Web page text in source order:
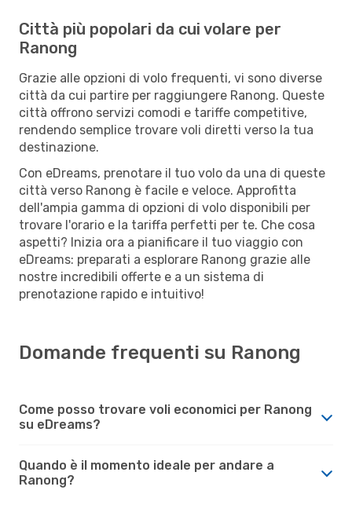
Città più popolari da cui volare per
Ranong
Grazie alle opzioni di volo frequenti, vi sono diverse
città da cui partire per raggiungere Ranong. Queste
città offrono servizi comodi e tariffe competitive,
rendendo semplice trovare voli diretti verso la tua
destinazione.
Con eDreams, prenotare il tuo volo da una di queste
città verso Ranong è facile e veloce. Approfitta
dell'ampia gamma di opzioni di volo disponibili per
trovare l'orario e la tariffa perfetti per te. Che cosa
aspetti? Inizia ora a pianificare il tuo viaggio con
eDreams: preparati a esplorare Ranong grazie alle
nostre incredibili offerte e a un sistema di
prenotazione rapido e intuitivo!
Domande frequenti su Ranong
Come posso trovare voli economici per Ranong
su eDreams?
Quando è il momento ideale per andare a
Ranong?